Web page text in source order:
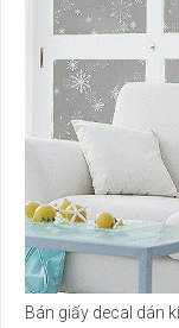
Bán giấy decal dán